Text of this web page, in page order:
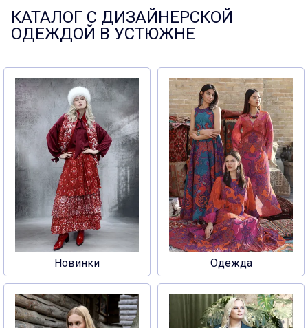
КАТАЛОГ С ДИЗАЙНЕРСКОЙ
ОДЕЖДОЙ В УСТЮЖНЕ
Новинки Одежда